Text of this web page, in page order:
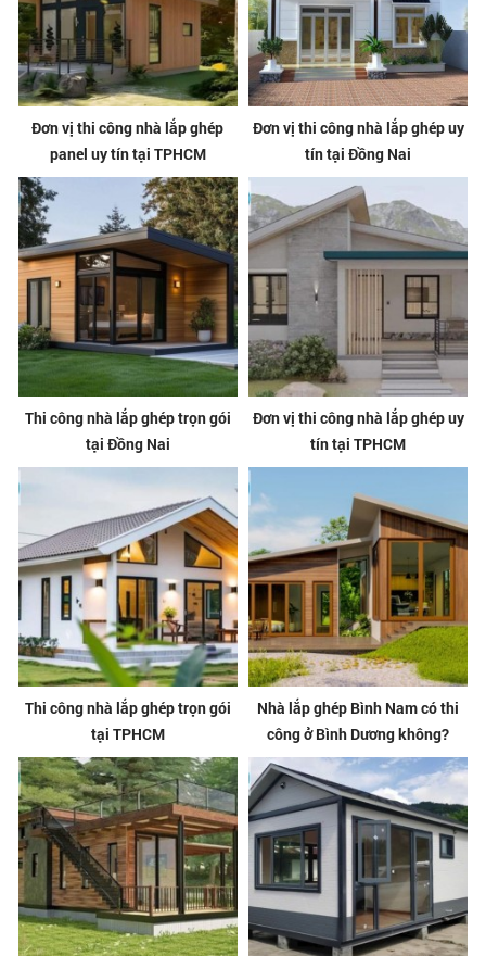
Đơn vị thi công nhà lắp ghép
panel uy tín tại TPHCM
Đơn vị thi công nhà lắp ghép uy
tín tại Đồng Nai
Thi công nhà lắp ghép trọn gói
tại Đồng Nai
Đơn vị thi công nhà lắp ghép uy
tín tại TPHCM
Thi công nhà lắp ghép trọn gói
tại TPHCM
Nhà lắp ghép Bình Nam có thi
công ở Bình Dương không?